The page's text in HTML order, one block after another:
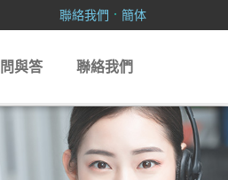
聯絡我們 ． 簡体
問與答 聯絡我們